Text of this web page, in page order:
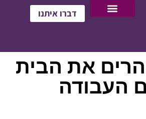
דברו איתנו
את הבית
העבודה